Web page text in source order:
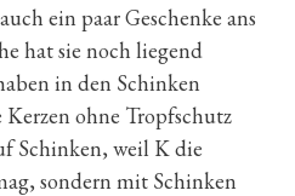
ein paar Geschenke ans
hat sie noch liegend
in den Schinken
ohne Tropfschutz
Schinken, weil K die
sondern mit Schinken